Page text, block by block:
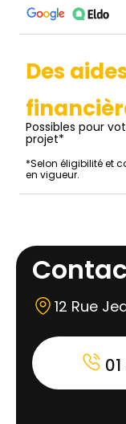
Des
Possibles pour
projet*
*Selon éligibilité et
en vigueur.
12 Rue